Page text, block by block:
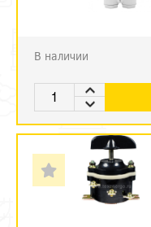
В наличии